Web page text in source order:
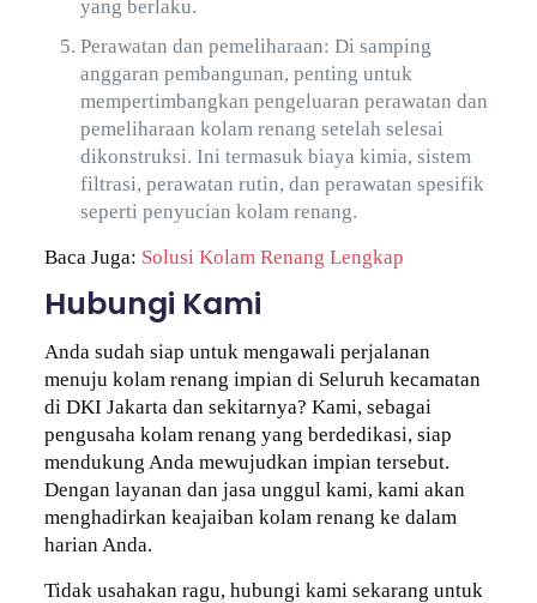
yang berlaku.
Perawatan dan pemeliharaan: Di samping
anggaran pembangunan, penting untuk
mempertimbangkan pengeluaran perawatan dan
pemeliharaan kolam renang setelah selesai
dikonstruksi. Ini termasuk biaya kimia, sistem
filtrasi, perawatan rutin, dan perawatan spesifik
seperti penyucian kolam renang.
Baca Juga: Solusi Kolam Renang Lengkap
Hubungi Kami
Anda sudah siap untuk mengawali perjalanan
menuju kolam renang impian di Seluruh kecamatan
di DKI Jakarta dan sekitarnya? Kami, sebagai
pengusaha kolam renang yang berdedikasi, siap
mendukung Anda mewujudkan impian tersebut.
Dengan layanan dan jasa unggul kami, kami akan
menghadirkan keajaiban kolam renang ke dalam
harian Anda.
Tidak usahakan ragu, hubungi kami sekarang untuk